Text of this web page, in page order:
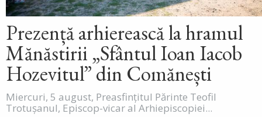
Prezență arhierească la hramul
Mănăstirii „Sfântul Ioan Iacob
Hozevitul” din Comănești
Miercuri, 5 august, Preasfințitul Părinte Teofil
Trotușanul, Episcop-vicar al Arhiepiscopiei...